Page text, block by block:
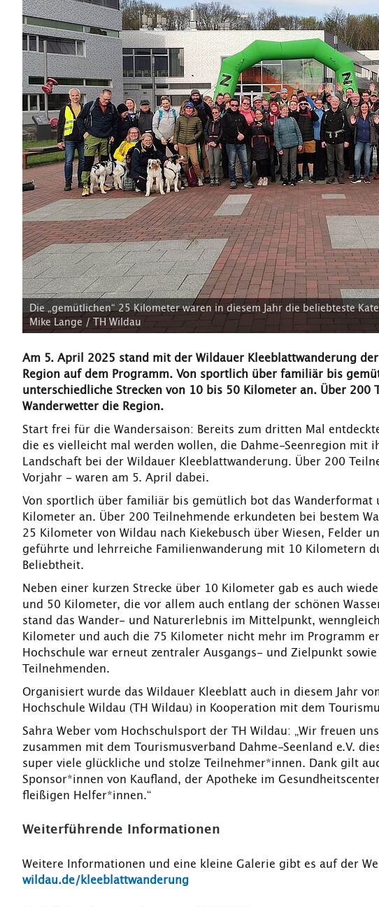
Die „gemütlichen“ 25 Kilometer waren in diesem Jahr die beliebteste
Mike Lange / TH Wildau
Am 5. April 2025 stand mit der Wildauer Kleeblattwanderung
Region auf dem Programm. Von sportlich über familiär bis
unterschiedliche Strecken von 10 bis 50 Kilometer an. Über 200
Wanderwetter die Region.
Start frei für die Wandersaison: Bereits zum dritten Mal
die es vielleicht mal werden wollen, die Dahme-Seenregion mit
Landschaft bei der Wildauer Kleeblattwanderung. Über 200
Vorjahr - waren am 5. April dabei.
Von sportlich über familiär bis gemütlich bot das Wanderformat
Kilometer an. Über 200 Teilnehmende erkundeten bei bestem
25 Kilometer von Wildau nach Kiekebusch über Wiesen, Felder
geführte und lehrreiche Familienwanderung mit 10 Kilometern
Beliebtheit.
Neben einer kurzen Strecke über 10 Kilometer gab es auch
und 50 Kilometer, die vor allem auch entlang der schönen
stand das Wander- und Naturerlebnis im Mittelpunkt,
Kilometer und auch die 75 Kilometer nicht mehr im Programm
Hochschule war erneut zentraler Ausgangs- und Zielpunkt
Teilnehmenden.
Organisiert wurde das Wildauer Kleeblatt auch in diesem Jahr
Hochschule Wildau (TH Wildau) in Kooperation mit dem
Sahra Weber vom Hochschulsport der TH Wildau: „Wir freuen
zusammen mit dem Tourismusverband Dahme-Seenland e.V.
super viele glückliche und stolze Teilnehmer*innen. Dank gilt
Sponsor*innen von Kaufland, der Apotheke im
fleißigen Helfer*innen.“
Weiterführende Informationen
Weitere Informationen und eine kleine Galerie gibt es auf der
wildau.de/kleeblattwanderung